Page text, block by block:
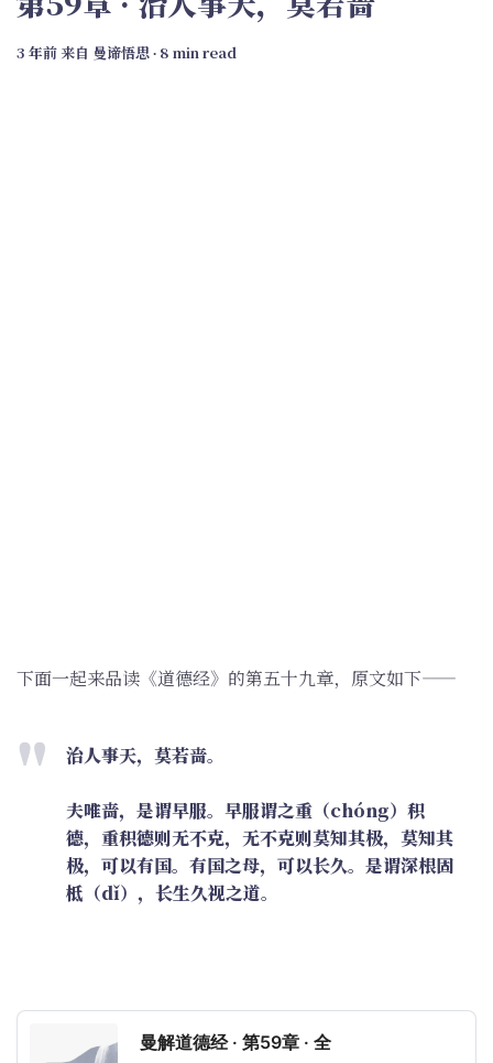
3 年前来自 曼谛悟思∙ 8 min read
下面一起来品读《道德经》的第五十九章，原文如下——
治人事天，莫若啬。
夫唯啬，是谓早服。早服谓之重（chóng）积
德，重积德则无不克，无不克则莫知其极，莫知其
极，可以有国。有国之母，可以长久。是谓深根固
柢（dǐ），长生久视之道。
曼解道德经 · 第59章 · 全